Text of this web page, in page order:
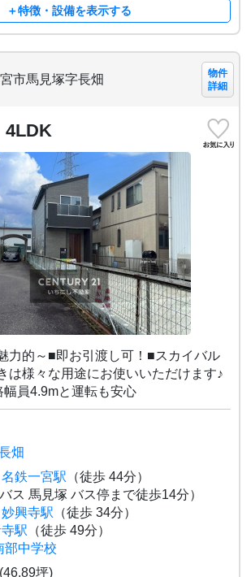
＋特徴・設備を表示する
市馬見塚字長畑
物件
詳細
4LDK
力的～■即お引渡し可！■スカイバル
は様々な用途にお使いいただけます♪
幅員4.9mと運転も安心
畑
鉄一宮駅 （徒歩 44分）
ス 馬見塚 バス停まで徒歩14分）
興寺駅 （徒歩 34分）
駅 （徒歩 49分）
部中学校
坪)